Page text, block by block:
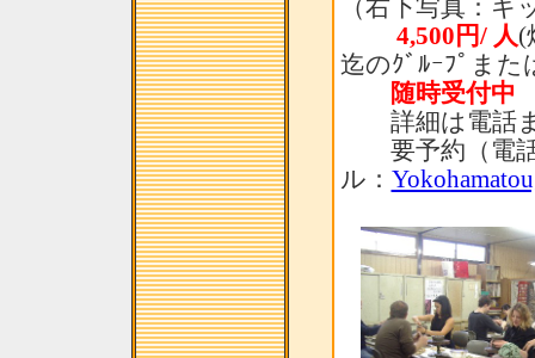
（右下写真：キ
4,500円/ 人(
迄のｸﾞﾙｰﾌﾟまた
随時受付中
詳細は電話ま
要予約（電話
ル：